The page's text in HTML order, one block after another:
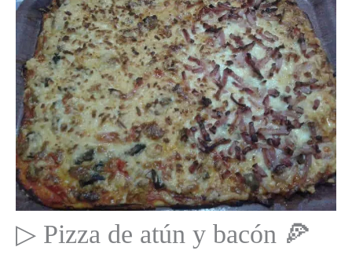
▷ Pizza de atún y bacón 🍕